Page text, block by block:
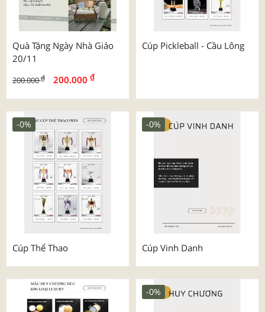
Quà Tặng Ngày Nhà Giáo
20/11
200.000₫ 200.000 ₫
Cúp Pickleball - Cầu Lông
Cúp Thể Thao
-0%
Cúp Vinh Danh
-0%
-0%